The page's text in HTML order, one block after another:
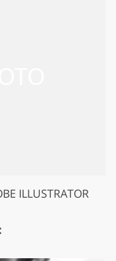
ILLUSTRATOR